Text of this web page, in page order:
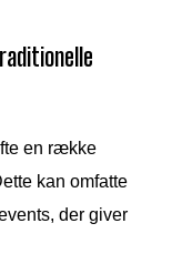
en række
kan omfatte
der giver